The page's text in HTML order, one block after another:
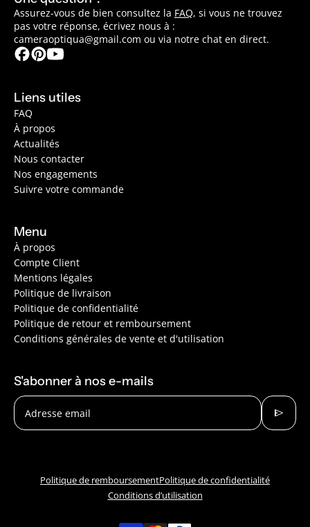
Assurez-vous de bien consultez la FAQ, si vous ne trouvez
pas votre réponse, écrivez nous à :
cameraoptiqua@gmail.com ou via notre chat en direct.
Liens utiles
FAQ
À propos
Actualités
Nous contacter
Nos engagements
Suivre votre commande
Menu
À propos
Compte Client
Mentions légales
Politique de livraison
Politique de confidentialité
Politique de retour et remboursement
Conditions générales de vente et d'utilisation
S'abonner à nos e-mails
Adresse email send
Politique de remboursementPolitique de confidentialité
Conditions d’utilisation